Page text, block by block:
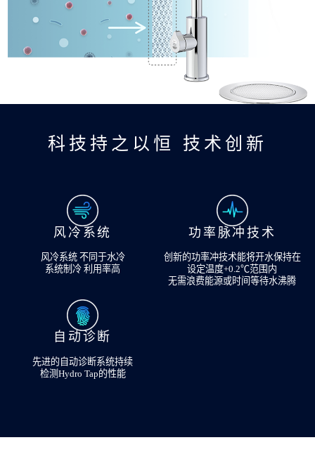
科技持之以恒 技术创新
风冷系统
风冷系统 不同于水冷
系统制冷 利用率高
功率脉冲技术
创新的功率冲技术能将开水保持在
设定温度+0.2℃范围内
无需浪费能源或时间等待水沸腾
自动诊断
先进的自动诊断系统持续
检测Hydro Tap的性能